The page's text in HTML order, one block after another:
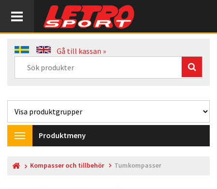
Gå till kassan »
Toggle
navigation
Produktmeny
Kompasser och tillbehör Tumkompasser